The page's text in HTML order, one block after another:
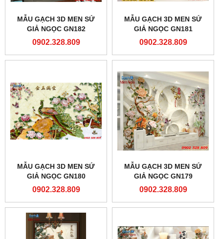
MẪU GẠCH 3D MEN SỨ
GIẢ NGỌC GN182
0902.328.809
MẪU GẠCH 3D MEN SỨ
GIẢ NGỌC GN181
0902.328.809
MẪU GẠCH 3D MEN SỨ
GIẢ NGỌC GN180
0902.328.809
MẪU GẠCH 3D MEN SỨ
GIẢ NGỌC GN179
0902.328.809